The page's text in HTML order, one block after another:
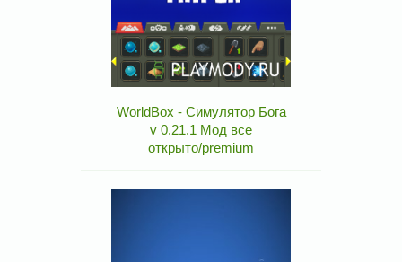
WorldBox - Симулятор Бога
v 0.21.1 Мод все
открыто/premium